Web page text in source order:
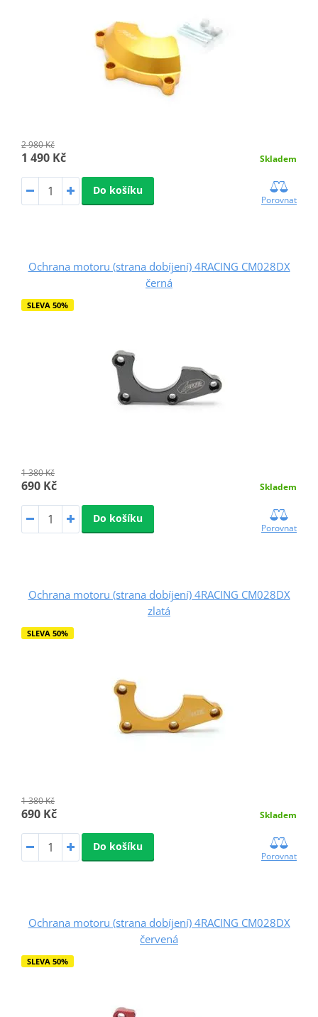
2 980 Kč
1 490 Kč Skladem
Do košíku
Porovnat
Ochrana motoru (strana dobíjení) 4RACING CM028DX
černá
SLEVA 50%
1 380 Kč
690 Kč Skladem
Do košíku
Porovnat
Ochrana motoru (strana dobíjení) 4RACING CM028DX
zlatá
SLEVA 50%
1 380 Kč
690 Kč Skladem
Do košíku
Porovnat
Ochrana motoru (strana dobíjení) 4RACING CM028DX
červená
SLEVA 50%